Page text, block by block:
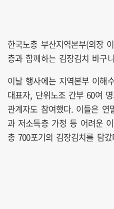
한국노총 부산지역본부(의장
층과 함께하는 김장김치 바구
이날 행사에는 지역본부 이해
대표자, 단위노조 간부 60여
관계자도 참여했다. 이들은 연
과 저소득층 가정 등 어려운
총 700포기의 김장김치를 담갔